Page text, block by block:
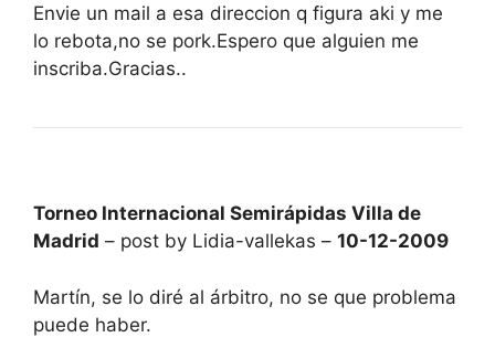
Envie un mail a esa direccion q figura aki y me
lo rebota,no se pork.Espero que alguien me
inscriba.Gracias..
Torneo Internacional Semirápidas Villa de
Madrid – post by Lidia-vallekas – 10-12-2009
Martín, se lo diré al árbitro, no se que problema
puede haber.